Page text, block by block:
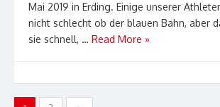
Mai 2019 in Erding. Einige unserer
nicht schlecht ob der blauen Bahn, aber
sie schnell, … Read More »